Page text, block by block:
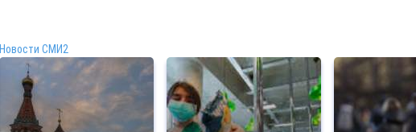
Новости СМИ2